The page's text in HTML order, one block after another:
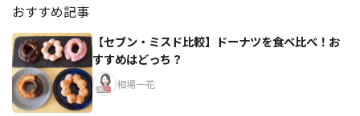
おすすめ記事
【セブン・ミスド比較】ドーナツを食べ比べ！お
すすめはどっち？
相場一花